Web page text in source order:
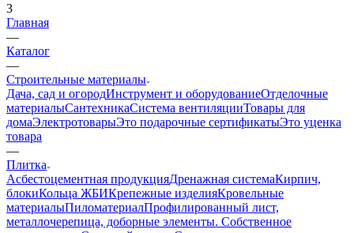
3
Главная
—
Каталог
—
Строительные материалы
Дача, сад и огородИнструмент и оборудованиеОтделочные
материалыСантехникаСистема вентиляцииТовары для
домаЭлектротоварыЭто подарочные сертификатыЭто уценка
товара
—
Плитка
Асбестоцементная продукцияДренажная системаКирпич,
блокиКольца ЖБИКрепежные изделияКровельные
материалыПиломатериалПрофилированный лист,
металлочерепица, доборные элементы. Собственное